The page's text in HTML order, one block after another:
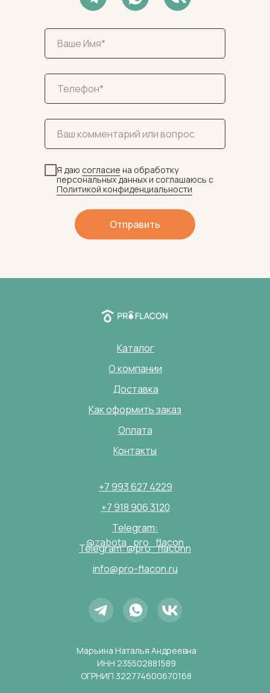
Я даю согласие на обработку
персональных данных и соглашаюсь c
Политикой конфиденциальности
Отправить
О компании
+7 918 906 3120
Каталог
+7 993 627 4229
Telegram:
@zabota_pro_flacon
Telegram: @pro_flaconn
info@pro-flacon.ru
Доставка
Оплата
Как оформить заказ
Контакты
Марьина Наталья Андреевна
ИНН 235502881589
ОГРНИП 322774600670168